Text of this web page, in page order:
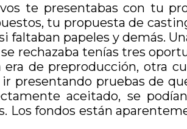
vos te presentabas con tu
tu propuesta de
papeles y demás.
rechazaba tenías tres
de preproducción, otra
presentando pruebas de
aceitado, se
Los fondos están